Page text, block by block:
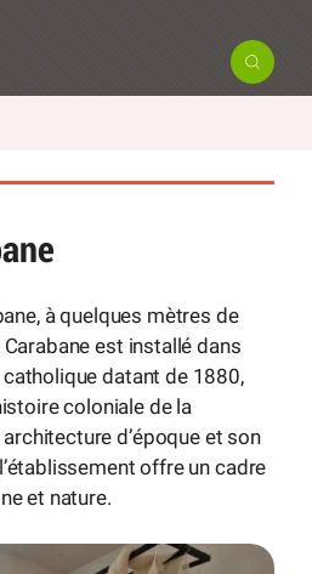
à quelques mètres de
Carabane est installé dans
datant de 1880,
coloniale de la
d’époque et son
offre un cadre
et nature.